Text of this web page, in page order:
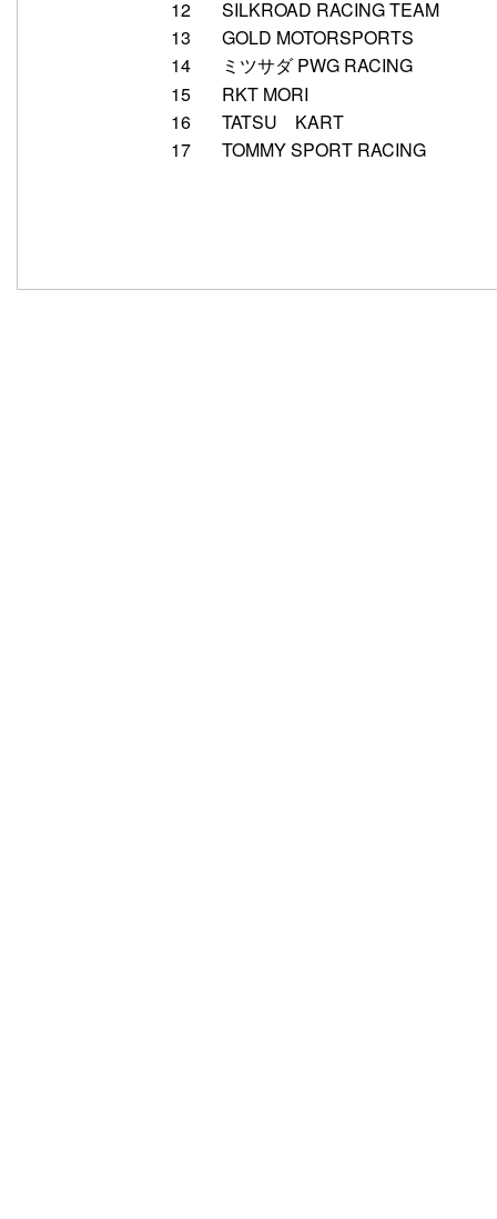
12
SILKROAD RACING TEAM
13
GOLD MOTORSPORTS
14
ミツサダ PWG RACING
15
RKT MORI
16
TATSU KART
17
TOMMY SPORT RACING